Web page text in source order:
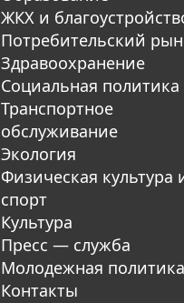
ЖКХ и
Потребительский
Здравоохранение
Социальная политика
Транспортное
обслуживание
Экология
Физическая культура
спорт
Культура
Пресс — служба
Молодежная политика
Контакты